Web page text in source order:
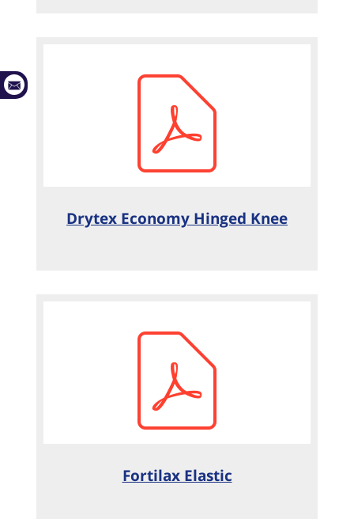
Drytex Economy Hinged Knee
Fortilax Elastic